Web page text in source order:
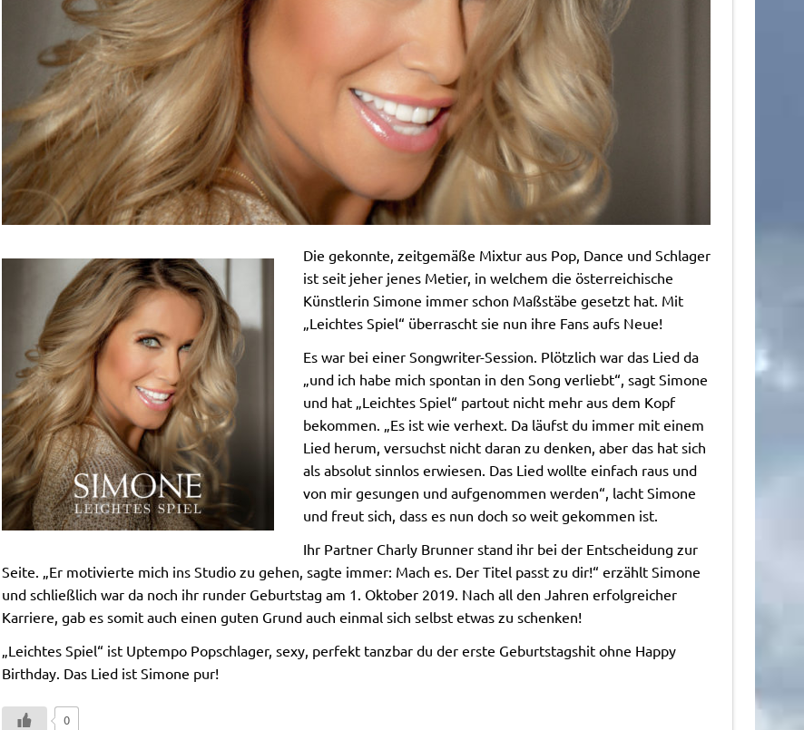
Die gekonnte, zeitgemäße Mixtur aus Pop, Dance und Schlager
ist seit jeher jenes Metier, in welchem die österreichische
Künstlerin Simone immer schon Maßstäbe gesetzt hat. Mit
„Leichtes Spiel“ überrascht sie nun ihre Fans aufs Neue!
Es war bei einer Songwriter-Session. Plötzlich war das Lied da
„und ich habe mich spontan in den Song verliebt“, sagt Simone
und hat „Leichtes Spiel“ partout nicht mehr aus dem Kopf
bekommen. „Es ist wie verhext. Da läufst du immer mit einem
Lied herum, versuchst nicht daran zu denken, aber das hat sich
als absolut sinnlos erwiesen. Das Lied wollte einfach raus und
von mir gesungen und aufgenommen werden“, lacht Simone
und freut sich, dass es nun doch so weit gekommen ist.
Ihr Partner Charly Brunner stand ihr bei der Entscheidung zur
Seite. „Er motivierte mich ins Studio zu gehen, sagte immer: Mach es. Der Titel passt zu dir!“ erzählt Simone
und schließlich war da noch ihr runder Geburtstag am 1. Oktober 2019. Nach all den Jahren erfolgreicher
Karriere, gab es somit auch einen guten Grund auch einmal sich selbst etwas zu schenken!
„Leichtes Spiel“ ist Uptempo Popschlager, sexy, perfekt tanzbar du der erste Geburtstagshit ohne Happy
Birthday. Das Lied ist Simone pur!
0